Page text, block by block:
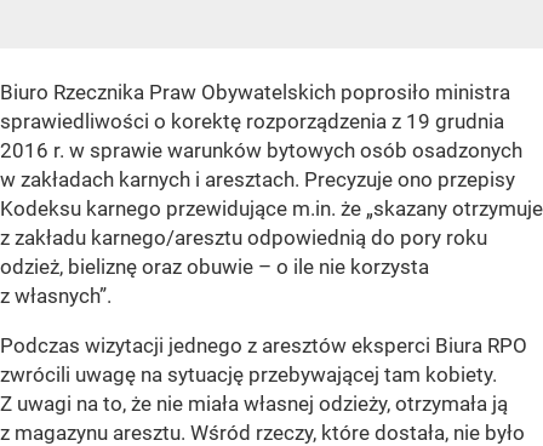
Biuro Rzecznika Praw Obywatelskich poprosiło ministra
sprawiedliwości o korektę rozporządzenia z 19 grudnia
2016 r. w sprawie warunków bytowych osób osadzonych
w zakładach karnych i aresztach. Precyzuje ono przepisy
Kodeksu karnego przewidujące m.in. że „skazany otrzymuje
z zakładu karnego/aresztu odpowiednią do pory roku
odzież, bieliznę oraz obuwie – o ile nie korzysta
z własnych”.
Podczas wizytacji jednego z aresztów eksperci Biura RPO
zwrócili uwagę na sytuację przebywającej tam kobiety.
Z uwagi na to, że nie miała własnej odzieży, otrzymała ją
z magazynu aresztu. Wśród rzeczy, które dostała, nie było